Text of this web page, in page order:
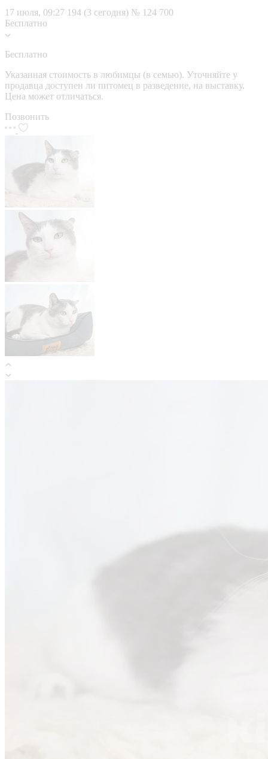
17 июля, 09:27 194 (3 сегодня) № 124 700
Бесплатно
Бесплатно
Указанная стоимость в любимцы (в семью). Уточняйте у
продавца доступен ли питомец в разведение, на выставку.
Цена может отличаться.
Позвонить